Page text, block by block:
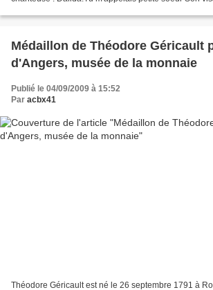
Médaillon de Théodore Géricault
d'Angers, musée de la monnaie
Publié le 04/09/2009 à 15:52
Par acbx41
Théodore Géricault est né le 26 septembre 1791 à